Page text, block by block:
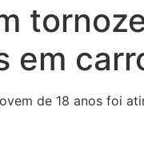
em
de 18 anos foi